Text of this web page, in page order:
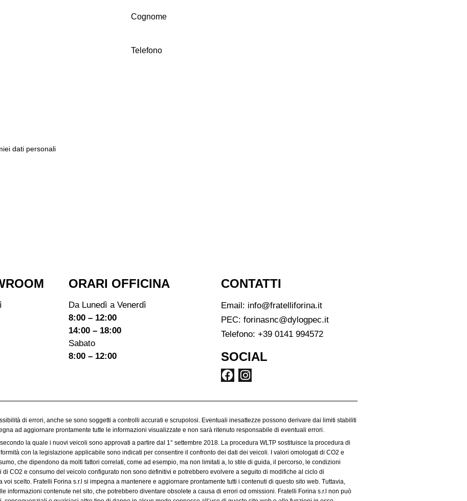
dati personali
ORARI OFFICINA
Da Lunedì a Venerdì
8:00 – 12:00
14:00 – 18:00
Sabato
8:00 – 12:00
CONTATTI
Email: info@fratelliforina.it
PEC: forinasnc@dylogpec.it
Telefono: +39 0141 994572
SOCIAL
di errori, anche se sono soggetti a controlli accurati e scrupolosi. Eventuali inesattezze possono derivare dai limiti stabiliti
ad aggiornare prontamente tutte le informazioni visualizzate e non sarà ritenuto responsabile di eventuali errori.
la quale i nuovi veicoli sono approvati a partire dal 1° settembre 2018. La procedura WLTP sostituisce la procedura di
con la legislazione applicabile sono indicati per consentire il confronto dei dati dei veicoli. I valori omologati di CO2 e
che dipendono da molti fattori correlati, come ad esempio, ma non limitati a, lo stile di guida, il percorso, le condizioni
CO2 e consumo del veicolo configurato non sono definitivi e potrebbero evolvere a seguito di modifiche al ciclo di
scelto. Fratelli Forina s.r.l si impegna a mantenere e aggiornare prontamente tutti i contenuti di questo sito web. Tuttavia,
informazioni contenute nel sito, che potrebbero diventare obsolete a causa di errori od omissioni. Fratelli Forina s.r.l non può